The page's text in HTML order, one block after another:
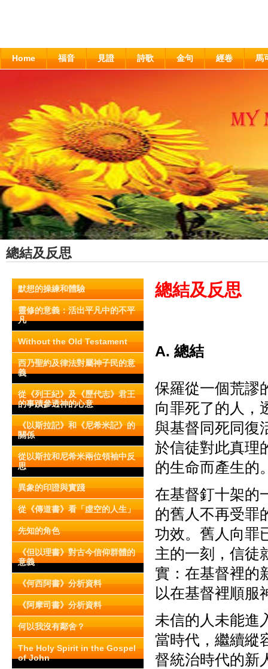
Home 福音 見證 詩歌 金句 經卷 馬
總結及反思
默想的操練和體驗
靈修的意義：活出平凡中的不平
凡
Without the Old Testament
西乃聖約及律法對屬神子民的意
義
從《列王紀》及《歷代志》君王
的事蹟參透神的心意
《以斯拉記》和《尼希米記》的
關係
從以斯拉和尼希米兩位領袖中反
思
異象的印證與實踐
從《傳道書》看「虛空的人生」
先知的角色
《但以理書》對古今信仰群體的
意義
《何西阿書》分析資料
《阿摩司書》分析資料
何以我沒有鄰舍？
The Holy Spirit in the Gospel
of John
總結及反思
A. 總結
保羅從一個荒謬
向罪死了的人，
與基督同死同復
於信徒對此真理
的生命而產生的
在基督釘十架的
的舊人不再受罪
功效。舊人向罪
主的一刻，信徒
實：在基督裡的
以在基督裡順服
未信的人未能進
當時代，繼續縱
督統治時代的新